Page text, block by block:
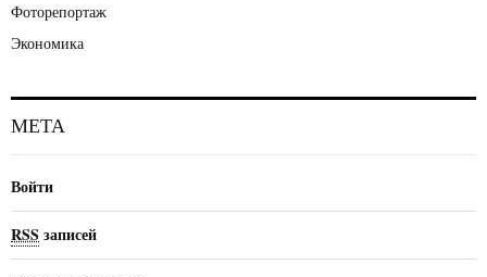
Фоторепортаж
Экономика
МЕТА
Войти
RSSзаписей